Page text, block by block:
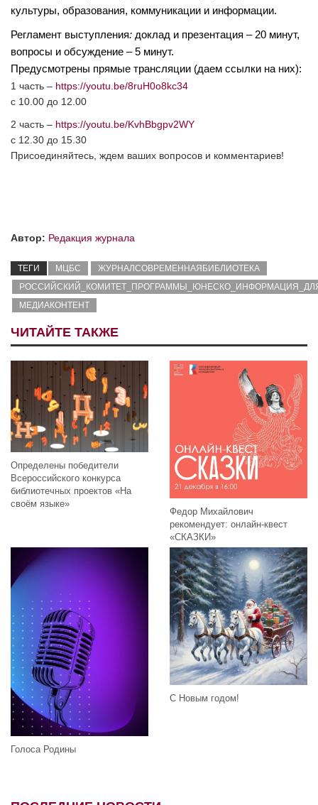
культуры, образования, коммуникации и информации.
Регламент выступления: доклад и презентация – 20 минут,
вопросы и обсуждение – 5 минут.
Предусмотрены прямые трансляции (даем ссылки на них):
1 часть –​ https://youtu.be/8ruH0o8kc34
​с 10.00 до 12.00
2 часть –​ https://youtu.be/KvhBbgpv2WY
​с 12.30 до 15.30
Присоединяйтесь, ждем ваших вопросов и комментариев!
Автор: Редакция журнала
ТЕГИ МЦБС
ЖУРНАЛСОВРЕМЕННАЯБИБЛИОТЕКА
МЕДИАКОНТЕНТ
ЧИТАЙТЕ ТАКЖЕ
Определены победители
Всероссийского конкурса
библиотечных проектов «На
своём языке»
Федор Михайлович
рекомендует: онлайн-квест
«СКАЗКИ»
Голоса Родины
С Новым годом!